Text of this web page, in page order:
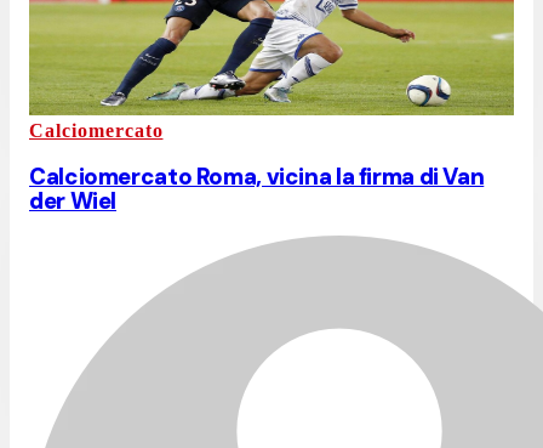
Calciomercato
Calciomercato Roma, vicina la firma di Van
der Wiel